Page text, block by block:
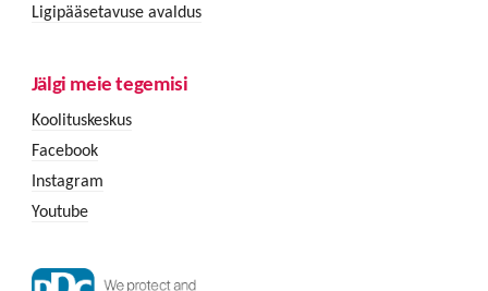
Ligipääsetavuse avaldus
Jälgi meie tegemisi
Koolituskeskus
Facebook
Instagram
Youtube